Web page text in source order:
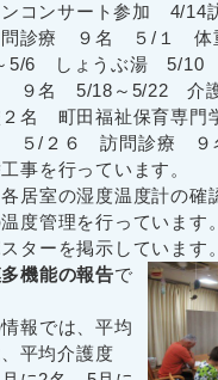
コンサート参加 4/14
療 ９名 ５/１ 体
5/6 しょうぶ湯 5/10
９名 5/18～5/22 介護
名 町田福祉保育専
５/２６ 訪問診療
事を行っています。
居室の湿度温度計の確
度管理を行っています
ターを掲示しています。
機能の報告で
報では、平均
平均介護度